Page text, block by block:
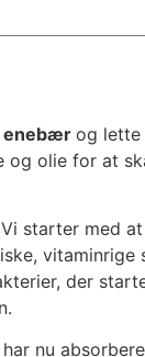
enebær og lette
og olie for at
starter med
vitaminrige
der
nu